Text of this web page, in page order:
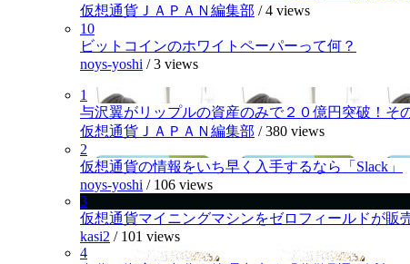
仮想通貨ＪＡＰＡＮ編集部 /4 views
10
ビットコインのホワイトペーパーって何？
noys-yoshi /3 views
1
与沢翼がリップルの資産のみで２０億円突破！そ
仮想通貨ＪＡＰＡＮ編集部 /380 views
2
仮想通貨の情報をいち早く入手するなら「Slack」
noys-yoshi / 106 views
3
仮想通貨マイニングマシンをゼロフィールドが販
kasi2 / 101 views
4